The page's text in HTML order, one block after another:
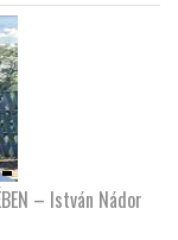
– István Nádor